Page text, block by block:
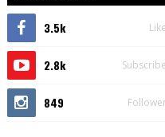
3.5k
2.8k
849